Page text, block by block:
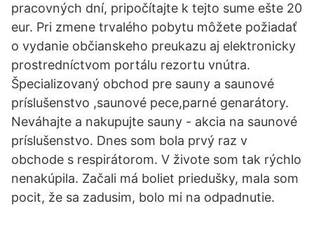
pracovných dní, pripočítajte k tejto sume ešte 20
eur. Pri zmene trvalého pobytu môžete požiadať
o vydanie občianskeho preukazu aj elektronicky
prostredníctvom portálu rezortu vnútra.
Špecializovaný obchod pre sauny a saunové
príslušenstvo ,saunové pece,parné genarátory.
Neváhajte a nakupujte sauny - akcia na saunové
príslušenstvo. Dnes som bola prvý raz v
obchode s respirátorom. V živote som tak rýchlo
nenakúpila. Začali má boliet priedušky, mala som
pocit, že sa zadusim, bolo mi na odpadnutie.